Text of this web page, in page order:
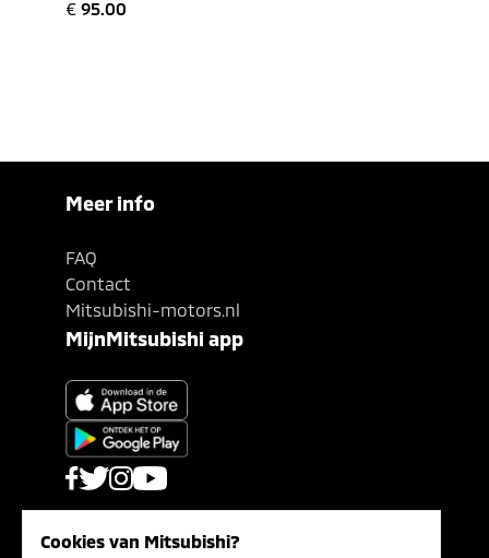
Cookies van Mitsubishi?
€ 95.00
Meer info
FAQ
Contact
Mitsubishi-motors.nl
MijnMitsubishi app